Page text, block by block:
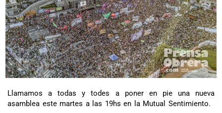
Llamamos a todas y todes a poner en pie una nueva
asamblea este martes a las 19hs en la Mutual Sentimiento.